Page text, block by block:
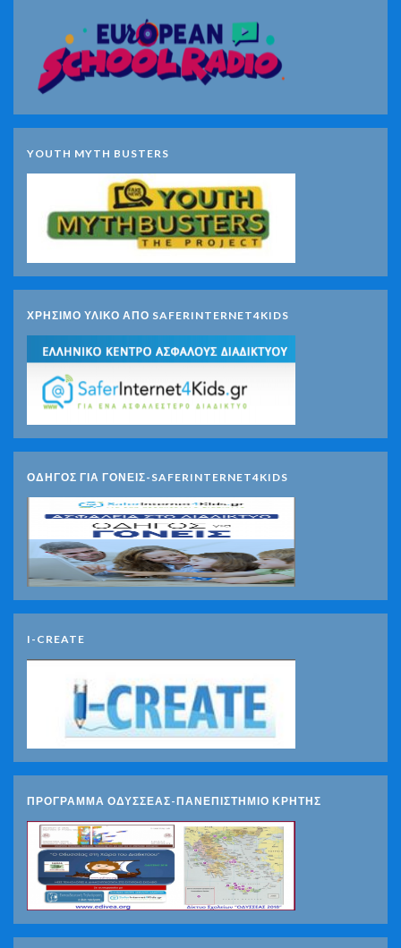
YOUTH MYTH BUSTERS
ΧΡΗΣΙΜΟ ΥΛΙΚΟ ΑΠΟ SAFERINTERNET4KIDS
ΟΔΗΓΟΣ ΓΙΑ ΓΟΝΕΙΣ-SAFERINTERNET4KIDS
I-CREATE
ΠΡΟΓΡΑΜΜΑ ΟΔΥΣΣΕΑΣ-ΠΑΝΕΠΙΣΤΗΜΙΟ ΚΡΗΤΗΣ